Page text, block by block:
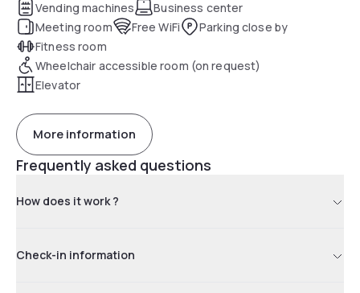
Vending machines
Business center
Meeting room
Free WiFi
Parking close by
Fitness room
Wheelchair accessible room (on request)
Elevator
More information
Frequently asked questions
How does it work ?
Check-in information